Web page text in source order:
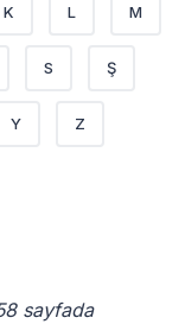
K L M
S Ş
Y Z
sayfada